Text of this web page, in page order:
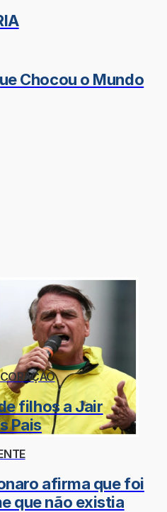
Chocou o Mundo
filhos a Jair
Pais
afirma que foi
que não existia